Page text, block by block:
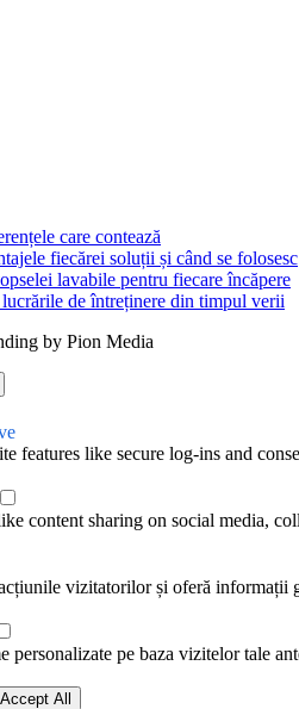
care contează
fiecărei soluții și când se folosesc
lavabile pentru fiecare încăpere
de întreținere din timpul verii
by Pion Media
features like secure log-ins and
content sharing on social media,
vizitatorilor și oferă informații
pe baza vizitelor tale
Accept All